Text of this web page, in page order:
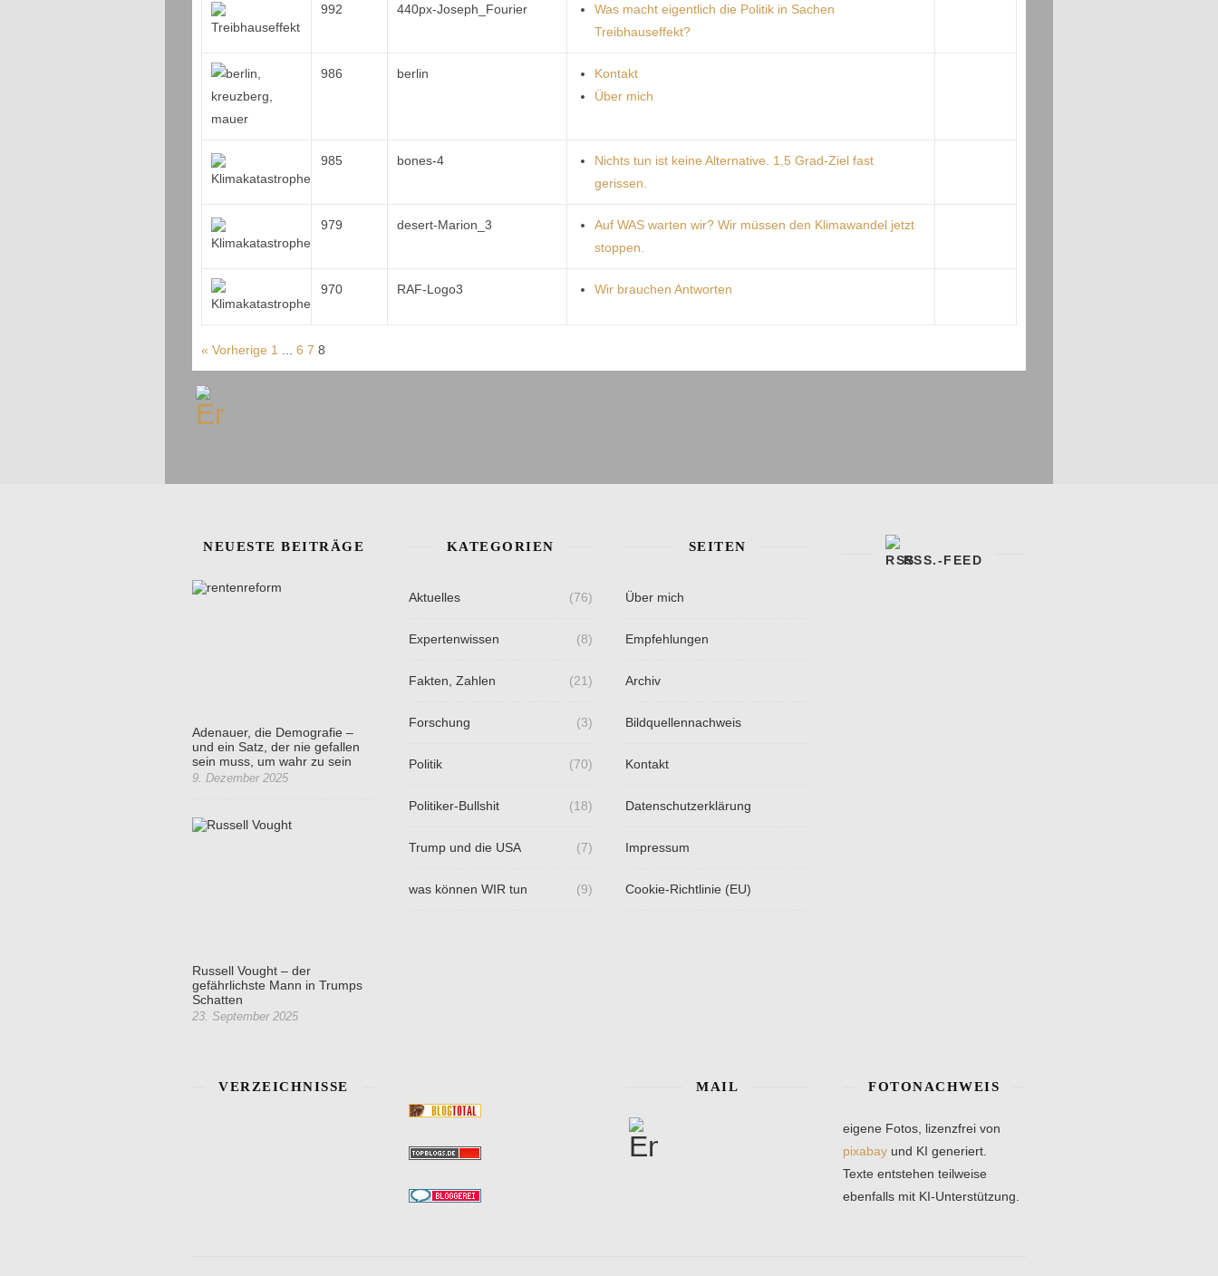
992 440px-Joseph_Fourier
Was macht eigentlich die Politik in Sachen
Treibhauseffekt?
986 berlin
Kontakt
Über mich
985 bones-4
Nichts tun ist keine Alternative. 1,5 Grad-Ziel fast
gerissen.
979 desert-Marion_3
Auf WAS warten wir? Wir müssen den Klimawandel jetzt
stoppen.
970 RAF-Logo3 Wir brauchen Antworten
« Vorherige 1 6 7 8
NEUESTE BEITRÄGE
Adenauer, die Demografie –
und ein Satz, der nie gefallen
sein muss, um wahr zu sein
9. Dezember 2025
Russell Vought – der
gefährlichste Mann in Trumps
Schatten
23. September 2025
KATEGORIEN
Aktuelles (76)
Expertenwissen (8)
Fakten, Zahlen (21)
Forschung (3)
Politik (70)
Politiker-Bullshit (18)
Trump und die USA (7)
was können WIR tun (9)
SEITEN
Über mich
Empfehlungen
Archiv
Bildquellennachweis
Kontakt
Datenschutzerklärung
Impressum
Cookie-Richtlinie (EU)
RSS.-FEED
VERZEICHNISSE MAIL FOTONACHWEIS
eigene Fotos, lizenzfrei von
pixabayund KI generiert.
Texte entstehen teilweise
ebenfalls mit KI-Unterstützung.